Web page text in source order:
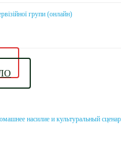
групи (онлайн)
насилие и культуральный